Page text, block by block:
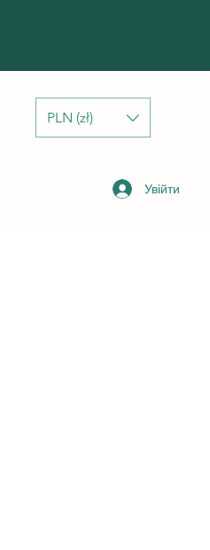
PLN (zł)
Увійти